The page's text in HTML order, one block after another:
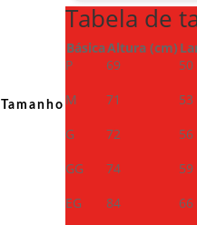
Tamanho
Tabela de
BásicaAltura (cm)
P
69
50
M
71
53
G
72
56
GG
74
59
EG
84 66